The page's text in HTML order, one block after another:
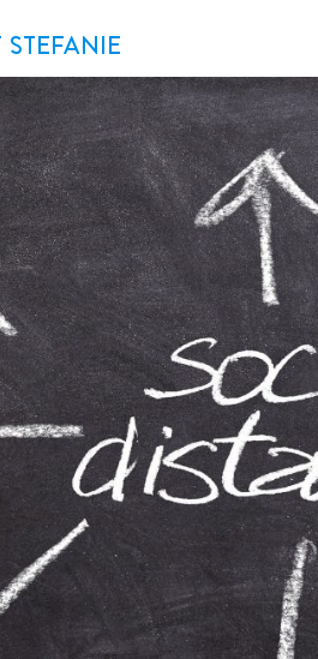
STEFANIE